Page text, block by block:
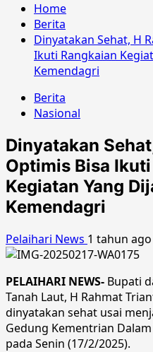
Home
Berita
Dinyatakan Sehat, H
Ikuti Rangkaian
Kemendagri
Berita
Nasional
Dinyatakan
Optimis Bisa
Kegiatan Yang
Kemendagri
Pelaihari News 1 tahun ago
PELAIHARI NEWS- Bupati
Tanah Laut, H Rahmat
dinyatakan sehat usai
Gedung Kementrian
pada Senin (17/2/2025).